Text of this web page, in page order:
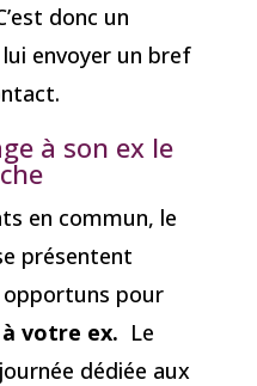
donc un
envoyer un bref
à son ex le
en commun, le
présentent
pour
votre ex. Le
dédiée aux